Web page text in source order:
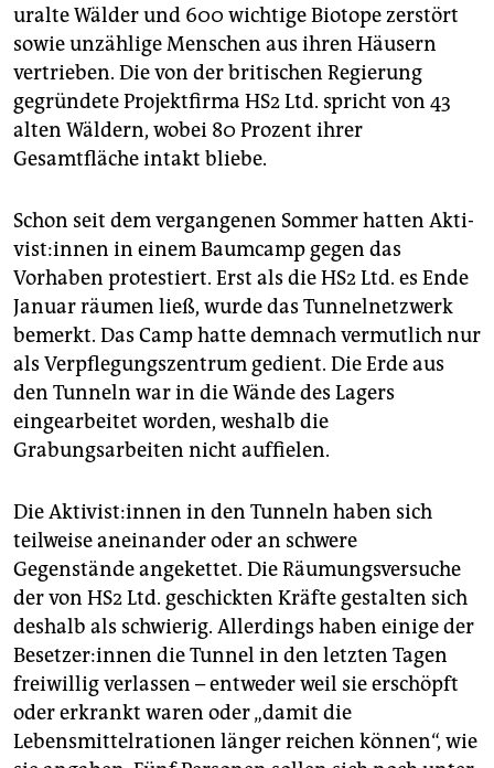
uralte Wälder und 600 wichtige Biotope zerstört
sowie unzählige Menschen aus ihren Häusern
vertrieben. Die von der britischen Regierung
gegründete Projektfirma HS2 Ltd. spricht von 43
alten Wäldern, wobei 80 Prozent ihrer
Gesamtfläche intakt bliebe.
Schon seit dem vergangenen Sommer hatten Ak­ti­
vis­t:in­nen in einem Baumcamp gegen das
Vorhaben protestiert. Erst als die HS2 Ltd. es Ende
Januar räumen ließ, wurde das Tunnelnetzwerk
bemerkt. Das Camp hatte demnach vermutlich nur
als Verpflegungszen­trum gedient. Die Erde aus
den Tunneln war in die Wände des Lagers
eingearbeitet worden, weshalb die
Grabungsarbeiten nicht auffielen.
Die Ak­ti­vis­t:in­nen in den Tunneln haben sich
teilweise aneinander oder an schwere
Gegenstände angekettet. Die Räumungsversuche
der von HS2 Ltd. geschickten Kräfte gestalten sich
deshalb als schwierig. Allerdings haben einige der
Be­set­ze­r:in­nen die Tunnel in den letzten Tagen
freiwillig verlassen – entweder weil sie erschöpft
oder erkrankt waren oder „damit die
Lebensmittelrationen länger reichen können“, wie